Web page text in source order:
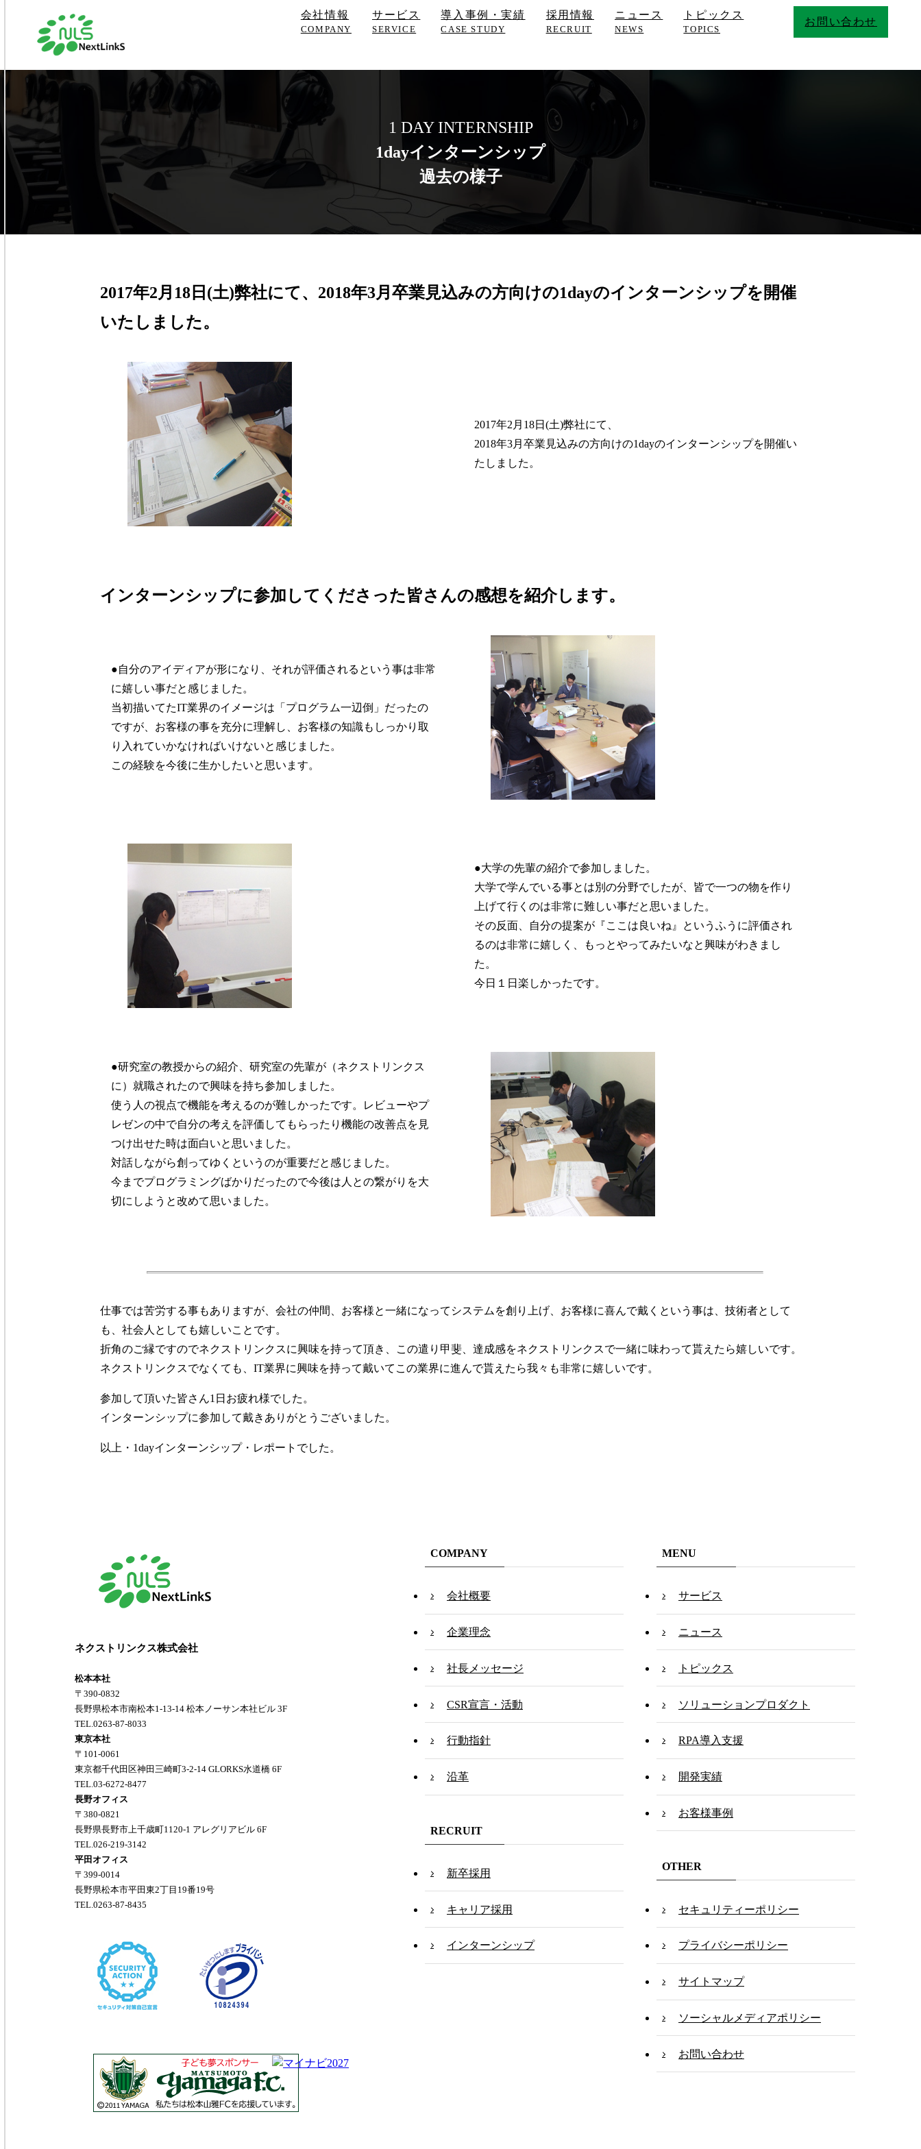
会社情報
COMPANY
サービス
SERVICE
導入事例・実績
CASE STUDY
採用情報
RECRUIT
ニュース
NEWS
トピックス
TOPICS
お問い合わせ
1 DAY INTERNSHIP
1dayインターンシップ
過去の様子
2017年2月18日(土)弊社にて、2018年3月卒業見込みの方向けの1dayのインターンシップを開催
いたしました。
2017年2月18日(土)弊社にて、
2018年3月卒業見込みの方向けの1dayのインターンシップを開催い
たしました。
インターンシップに参加してくださった皆さんの感想を紹介します。
●自分のアイディアが形になり、それが評価されるという事は非常
に嬉しい事だと感じました。
当初描いてたIT業界のイメージは「プログラム一辺倒」だったの
ですが、お客様の事を充分に理解し、お客様の知識もしっかり取
り入れていかなければいけないと感じました。
この経験を今後に生かしたいと思います。
●大学の先輩の紹介で参加しました。
大学で学んでいる事とは別の分野でしたが、皆で一つの物を作り
上げて行くのは非常に難しい事だと思いました。
その反面、自分の提案が『ここは良いね』というふうに評価され
るのは非常に嬉しく、もっとやってみたいなと興味がわきまし
た。
今日１日楽しかったです。
●研究室の教授からの紹介、研究室の先輩が（ネクストリンクス
に）就職されたので興味を持ち参加しました。
使う人の視点で機能を考えるのが難しかったです。レビューやプ
レゼンの中で自分の考えを評価してもらったり機能の改善点を見
つけ出せた時は面白いと思いました。
対話しながら創ってゆくというのが重要だと感じました。
今までプログラミングばかりだったので今後は人との繋がりを大
切にしようと改めて思いました。
仕事では苦労する事もありますが、会社の仲間、お客様と一緒になってシステムを創り上げ、お客様に喜んで戴くという事は、技術者として
も、社会人としても嬉しいことです。
折角のご縁ですのでネクストリンクスに興味を持って頂き、この遣り甲斐、達成感をネクストリンクスで一緒に味わって貰えたら嬉しいです。
ネクストリンクスでなくても、IT業界に興味を持って戴いてこの業界に進んで貰えたら我々も非常に嬉しいです。
参加して頂いた皆さん1日お疲れ様でした。
インターンシップに参加して戴きありがとうございました。
以上・1dayインターンシップ・レポートでした。
ネクストリンクス株式会社
松本本社
〒390-0832
長野県松本市南松本1-13-14 松本ノーサン本社ビル 3F
TEL.0263-87-8033
東京本社
〒101-0061
東京都千代田区神田三崎町3-2-14 GLORKS水道橋 6F
TEL.03-6272-8477
長野オフィス
〒380-0821
長野県長野市上千歳町1120-1 アレグリアビル 6F
TEL.026-219-3142
平田オフィス
〒399-0014
長野県松本市平田東2丁目19番19号
TEL.0263-87-8435
COMPANY
会社概要
企業理念
社長メッセージ
CSR宣言・活動
行動指針
沿革
RECRUIT
新卒採用
キャリア採用
インターンシップ
MENU
サービス
ニュース
トピックス
ソリューションプロダクト
RPA導入支援
開発実績
お客様事例
OTHER
セキュリティーポリシー
プライバシーポリシー
サイトマップ
ソーシャルメディアポリシー
お問い合わせ